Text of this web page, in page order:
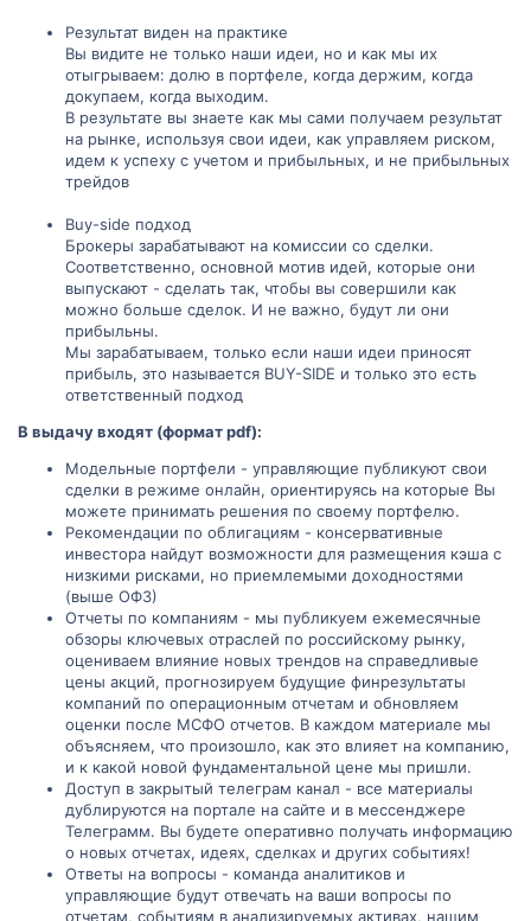
Результат виден на практике
Вы видите не только наши идеи, но и как мы их
отыгрываем: долю в портфеле, когда держим, когда
докупаем, когда выходим.
В результате вы знаете как мы сами получаем результат
на рынке, используя свои идеи, как управляем риском,
идем к успеху с учетом и прибыльных, и не прибыльных
трейдов
Buy-side подход
Брокеры зарабатывают на комиссии со сделки.
Соответственно, основной мотив идей, которые они
выпускают - сделать так, чтобы вы совершили как
можно больше сделок. И не важно, будут ли они
прибыльны.
Мы зарабатываем, только если наши идеи приносят
прибыль, это называется BUY-SIDE и только это есть
ответственный подход
В выдачу входят (формат pdf):
Модельные портфели - управляющие публикуют свои
сделки в режиме онлайн, ориентируясь на которые Вы
можете принимать решения по своему портфелю.
Рекомендации по облигациям - консервативные
инвестора найдут возможности для размещения кэша с
низкими рисками, но приемлемыми доходностями
(выше ОФЗ)
Отчеты по компаниям - мы публикуем ежемесячные
обзоры ключевых отраслей по российскому рынку,
оцениваем влияние новых трендов на справедливые
цены акций, прогнозируем будущие финрезультаты
компаний по операционным отчетам и обновляем
оценки после МСФО отчетов. В каждом материале мы
объясняем, что произошло, как это влияет на компанию,
и к какой новой фундаментальной цене мы пришли.
Доступ в закрытый телеграм канал - все материалы
дублируются на портале на сайте и в мессенджере
Телеграмм. Вы будете оперативно получать информацию
о новых отчетах, идеях, сделках и других событиях!
Ответы на вопросы - команда аналитиков и
управляющие будут отвечать на ваши вопросы по
отчетам, событиям в анализируемых активах, нашим